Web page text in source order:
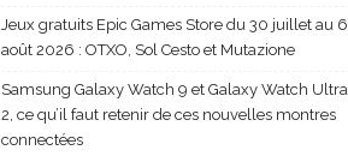
Jeux gratuits Epic Games Store du 30 juillet au 6
août 2026 : OTXO, Sol Cesto et Mutazione
Samsung Galaxy Watch 9 et Galaxy Watch Ultra
2, ce qu’il faut retenir de ces nouvelles montres
connectées